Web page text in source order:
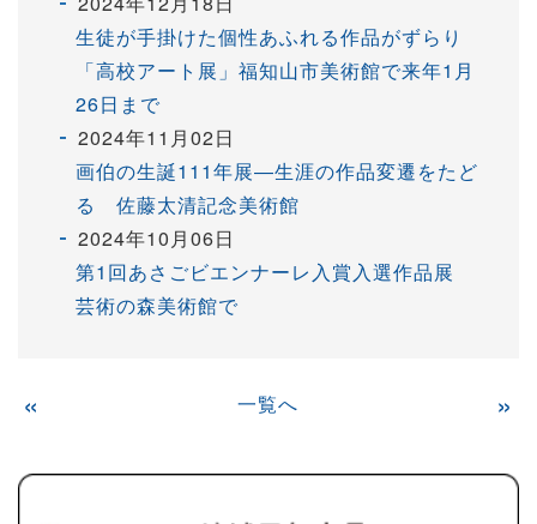
生徒が手掛けた個性あふれる作品がずらり
「高校アート展」福知山市美術館で来年1月
26日まで
2024年11月02日
画伯の生誕111年展―生涯の作品変遷をたど
る 佐藤太清記念美術館
2024年10月06日
第1回あさごビエンナーレ入賞入選作品展
芸術の森美術館で
« 一覧へ